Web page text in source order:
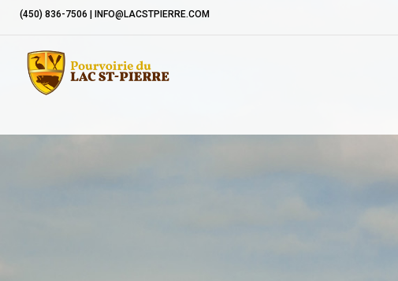
(450) 836-7506 | INFO@LACSTPIERRE.COM